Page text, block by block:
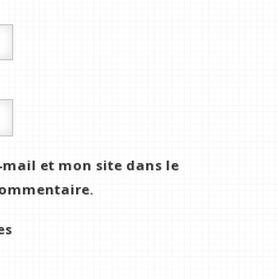
et mon site dans le